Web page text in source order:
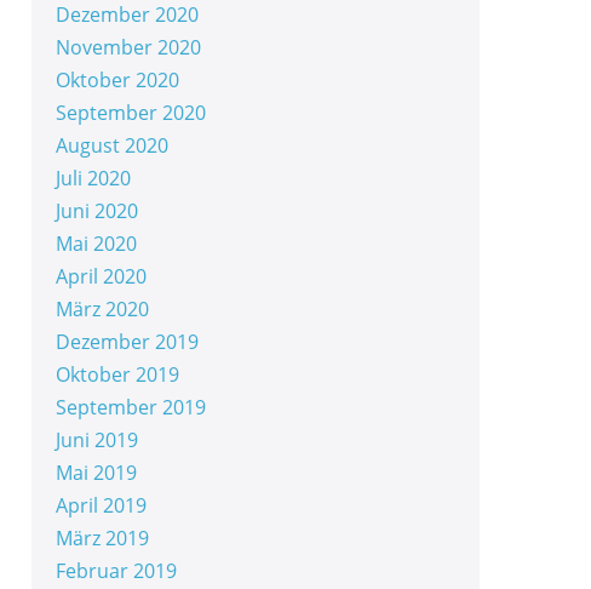
Dezember 2020
November 2020
Oktober 2020
September 2020
August 2020
Juli 2020
Juni 2020
Mai 2020
April 2020
März 2020
Dezember 2019
Oktober 2019
September 2019
Juni 2019
Mai 2019
April 2019
März 2019
Februar 2019